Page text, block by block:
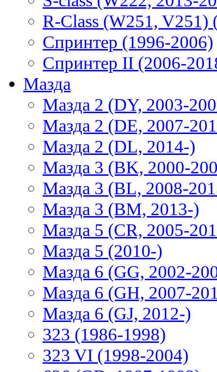
R-Class (W251, V251)
Спринтер (1996-2006)
Спринтер II (2006-
Мазда
Мазда 2 (DY, 2003-
Мазда 2 (DE, 2007-
Мазда 2 (DL, 2014-)
Мазда 3 (BK, 2000-
Мазда 3 (BL, 2008-
Мазда 3 (BM, 2013-)
Мазда 5 (CR, 2005-
Мазда 5 (2010-)
Мазда 6 (GG, 2002-
Мазда 6 (GH, 2007-
Мазда 6 (GJ, 2012-)
323 (1986-1998)
323 VI (1998-2004)